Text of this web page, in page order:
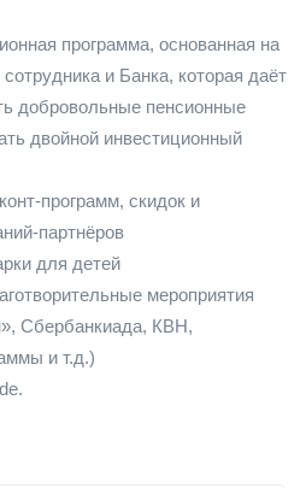
программа, основанная на
и Банка, которая даёт
добровольные пенсионные
двойной инвестиционный
программ, скидок и
партнёров
для детей
мероприятия
Сбербанкиада, КВН,
и т.д.)